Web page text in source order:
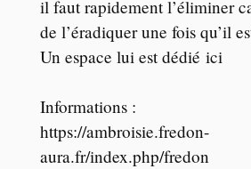
il faut rapidement l’éliminer
de l’éradiquer une fois qu’il
Un espace lui est dédié ici
Informations :
https://ambroisie.fredon-
aura.fr/index.php/fredon